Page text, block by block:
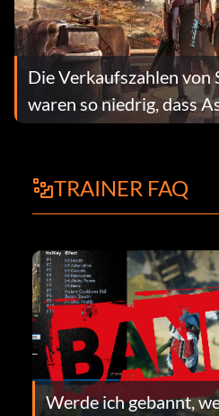
Die Verkaufszahlen von
waren so niedrig, dass
Shadows verschoben
TRAINER FAQ
Werde ich gebannt,